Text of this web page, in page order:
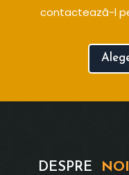
contactează-l
DESPRE NOI